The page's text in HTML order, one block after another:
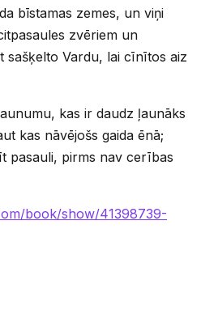
bīstamas zemes, un viņi
zvēriem un
sašķelto Vardu, lai cīnītos aiz
kas ir daudz ļaunāks
kas nāvējošs gaida ēnā;
pasauli, pirms nav cerības
book/show/41398739-